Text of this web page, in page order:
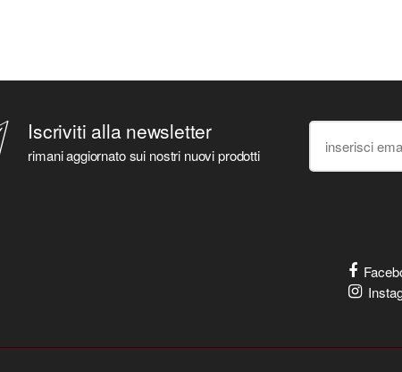
Iscriviti alla newsletter
rimani aggiornato sui nostri nuovi prodotti